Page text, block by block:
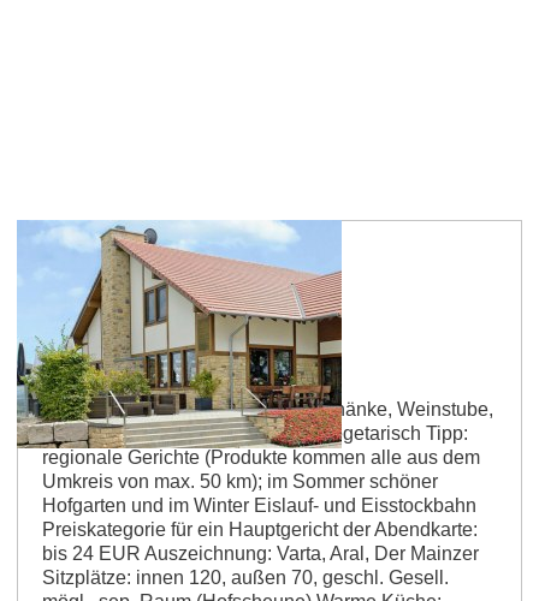
Mainz-Laubenheim
Hofgut Laubenheimer Höhe
Restaurant, Gastwirtschaft, Gutsschänke, Weinstube,
Hofgarten; Küche:gut bürgerlich, vegetarisch Tipp:
regionale Gerichte (Produkte kommen alle aus dem
Umkreis von max. 50 km); im Sommer schöner
Hofgarten und im Winter Eislauf- und Eisstockbahn
Preiskategorie für ein Hauptgericht der Abendkarte:
bis 24 EUR Auszeichnung: Varta, Aral, Der Mainzer
Sitzplätze: innen 120, außen 70, geschl. Gesell.